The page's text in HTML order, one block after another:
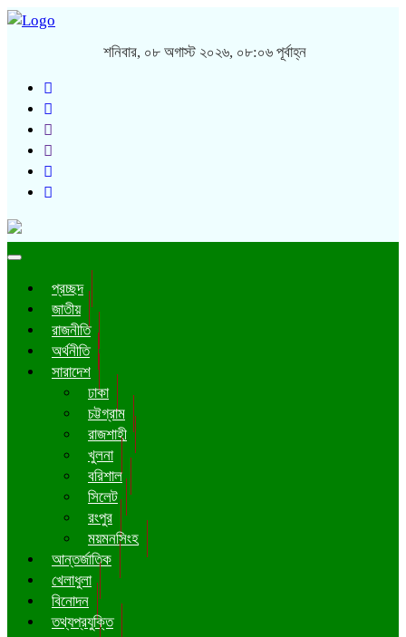
শনিবার, ০৮ অগাস্ট ২০২৬, ০৮:০৬ পূর্বাহ্ন
Toggle
প্রচ্ছদ
জাতীয়
রাজনীতি
অর্থনীতি
সারাদেশ
ঢাকা
চট্টগ্রাম
রাজশাহী
খুলনা
বরিশাল
সিলেট
রংপুর
ময়মনসিংহ
আন্তর্জাতিক
খেলাধুলা
বিনোদন
তথ্যপ্রযুক্তি